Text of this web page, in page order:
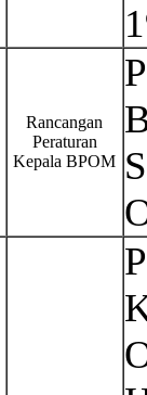
Rancangan
Peraturan
Kepala BPOM